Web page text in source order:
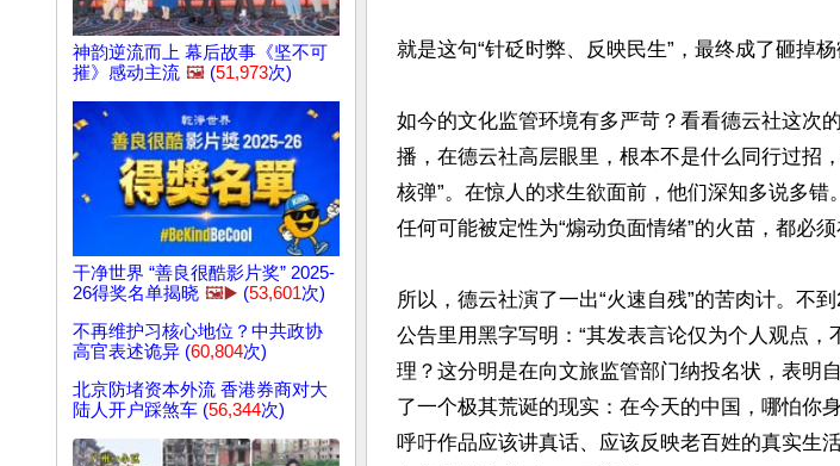
神韵逆流而上 幕后故事《坚不可
摧》感动主流 🖼️ (51,973次)
干净世界 “善良很酷影片奖” 2025-
26得奖名单揭晓 🖼️▶️ (53,601次)
不再维护习核心地位？中共政协
高官表述诡异 (60,804次)
北京防堵资本外流 香港券商对大
陆人开户踩煞车 (56,344次)
就是这句“针砭时弊、反映民生”，最终成了砸掉杨
如今的文化监管环境有多严苛？看看德云社这次
播，在德云社高层眼里，根本不是什么同行过招
核弹”。在惊人的求生欲面前，他们深知多说多错
任何可能被定性为“煽动负面情绪”的火苗，都必
所以，德云社演了一出“火速自残”的苦肉计。不
公告里用黑字写明：“其发表言论仅为个人观点
理？这分明是在向文旅监管部门纳投名状，表明
了一个极其荒诞的现实：在今天的中国，哪怕你
呼吁作品应该讲真话、应该反映老百姓的真实生